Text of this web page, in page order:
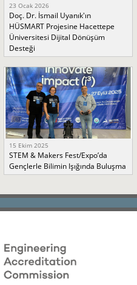
23 Ocak 2026
Doç. Dr. İsmail Uyanık'ın
HÜSMART Projesine Hacettepe
Üniversitesi Dijital Dönüşüm
Desteği
15 Ekim 2025
STEM & Makers Fest/Expo’da
Gençlerle Bilimin Işığında Buluşma